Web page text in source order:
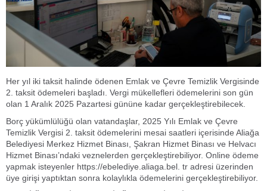
Her yıl iki taksit halinde ödenen Emlak ve Çevre Temizlik Vergisinde
2. taksit ödemeleri başladı. Vergi mükellefleri ödemelerini son gün
olan 1 Aralık 2025 Pazartesi gününe kadar gerçekleştirebilecek.
Borç yükümlülüğü olan vatandaşlar, 2025 Yılı Emlak ve Çevre
Temizlik Vergisi 2. taksit ödemelerini mesai saatleri içerisinde Aliağa
Belediyesi Merkez Hizmet Binası, Şakran Hizmet Binası ve Helvacı
Hizmet Binası’ndaki veznelerden gerçekleştirebiliyor. Online ödeme
yapmak isteyenler https://ebelediye.aliaga.bel. tr adresi üzerinden
üye girişi yaptıktan sonra kolaylıkla ödemelerini gerçekleştirebiliyor.